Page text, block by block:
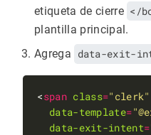
etiqueta de cierre </
plantilla principal.
Agrega data-exit-
<span class="clerk"
data-template=
data-exit-intent=